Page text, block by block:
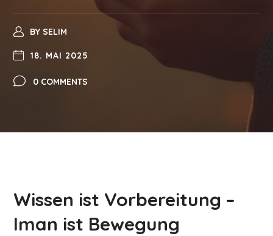
BY SELIM
18. MAI 2025
0 COMMENTS
Wissen ist Vorbereitung –
Iman ist Bewegung